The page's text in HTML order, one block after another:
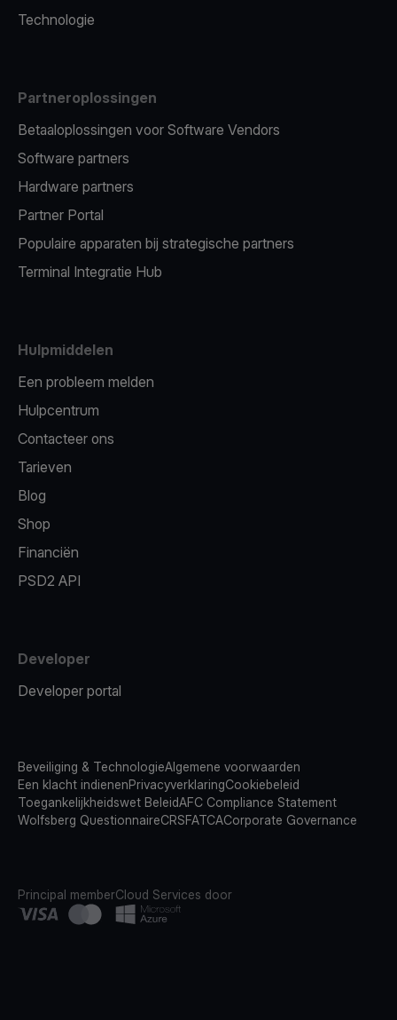
Technologie
Partneroplossingen
Betaaloplossingen voor Software Vendors
Software partners
Hardware partners
Partner Portal
Populaire apparaten bij strategische partners
Terminal Integratie Hub
Hulpmiddelen
Een probleem melden
Hulpcentrum
Contacteer ons
Tarieven
Blog
Shop
Financiën
PSD2 API
Developer
Developer portal
Beveiliging & TechnologieAlgemene voorwaarden
Een klacht indienenPrivacyverklaringCookiebeleid
Toegankelijkheidswet BeleidAFC Compliance Statement
Wolfsberg QuestionnaireCRSFATCACorporate Governance
Principal memberCloud Services door